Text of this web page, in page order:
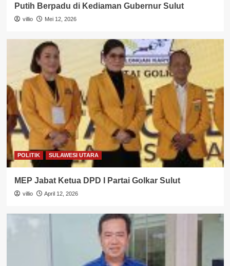
Putih Berpadu di Kediaman Gubernur Sulut
villio Mei 12, 2026
POLITIK SULAWESI UTARA
MEP Jabat Ketua DPD I Partai Golkar Sulut
villio April 12, 2026